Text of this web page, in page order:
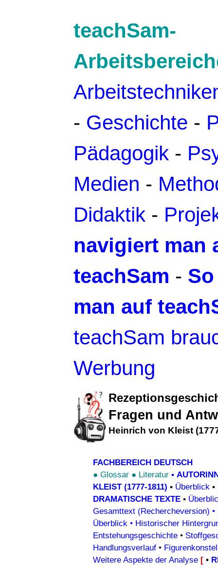
teachSam-
- Geschichte -
Pädagogik -
Medien -
Didaktik -
navigiert man
teachSam -
man auf
teachSam
Werbung
Fragen und
Heinrich von Kleist
FACHBEREICH DEUTSCH
● Glossar ● Literatur ▪
KLEIST (1777-1811) ▪ Überblick ▪
DRAMATISCHE TEXTE ▪
Gesamttext (Rechercheversion) •
Überblick • Historischer
Entstehungsgeschichte •
Handlungsverlauf •
Weitere Aspekte der Analyse [ •